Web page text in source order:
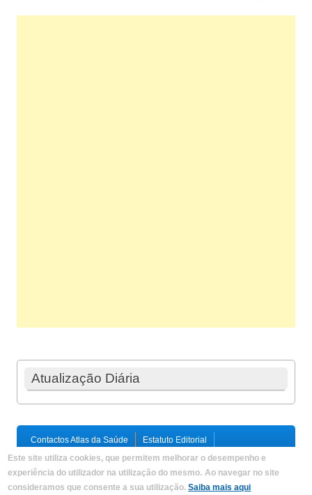
Atualização Diária
Contactos Atlas da Saúde
Estatuto Editorial
Ficha Técnica
Política de Privacidade / Termos e Condições
Mapa do Site
Este site utiliza cookies, que permitem melhorar o desempenho e
experiência do utilizador na utilização do mesmo. Ao navegar no site
consideramos que consente a sua utilização.Saiba mais aqui